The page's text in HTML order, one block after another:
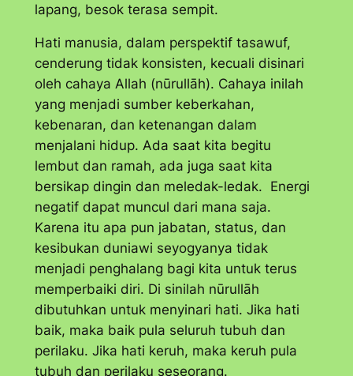
lapang, besok terasa sempit.
Hati manusia, dalam perspektif tasawuf,
cenderung tidak konsisten, kecuali disinari
oleh cahaya Allah (nūrullāh). Cahaya inilah
yang menjadi sumber keberkahan,
kebenaran, dan ketenangan dalam
menjalani hidup. Ada saat kita begitu
lembut dan ramah, ada juga saat kita
bersikap dingin dan meledak-ledak. Energi
negatif dapat muncul dari mana saja.
Karena itu apa pun jabatan, status, dan
kesibukan duniawi seyogyanya tidak
menjadi penghalang bagi kita untuk terus
memperbaiki diri. Di sinilah nūrullāh
dibutuhkan untuk menyinari hati. Jika hati
baik, maka baik pula seluruh tubuh dan
perilaku. Jika hati keruh, maka keruh pula
tubuh dan perilaku seseorang.